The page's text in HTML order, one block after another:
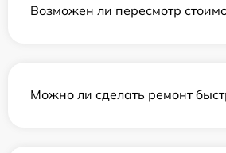
Возможен ли пересмотр
Можно ли сделать ремонт